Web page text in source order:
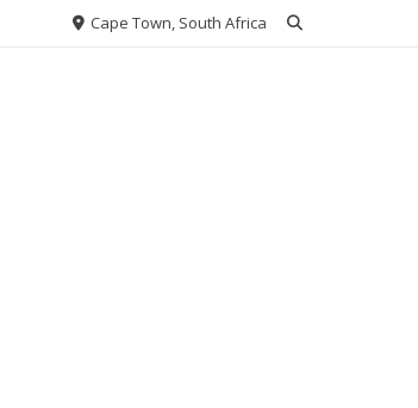
Cape Town, South Africa